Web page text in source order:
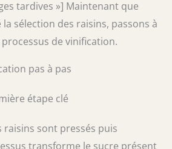
tardives »] Maintenant que
sélection des raisins, passons à
processus de vinification.
pas à pas
étape clé
raisins sont pressés puis
transforme le sucre présent